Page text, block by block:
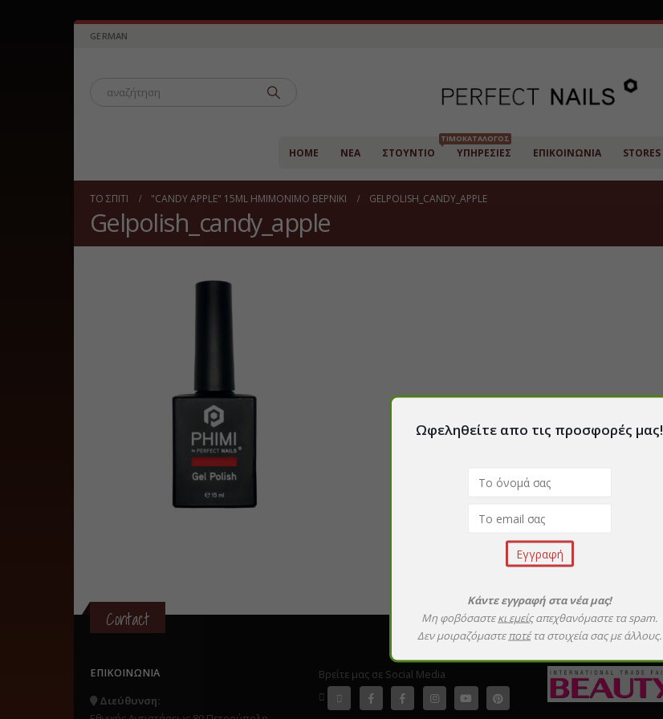
GERMAN
HOME ΝΈΑ ΣΤΟΎΝΤΙΟ ΥΠΗΡΕΣΊΕΣ
ΤΙΜΟΚΑΤΆΛΟΓΟΣ
ΕΠΙΚΟΙΝΩΝΊΑ STORES
ΤΟ ΣΠΊΤΙ "CANDY APPLE" 15ML ΗΜΙΜΌΝΙΜΟ ΒΕΡΝΊΚΙ GELPOLISH_CANDY_APPLE
Gelpolish_candy_apple
Contact
ΕΠΙΚΟΙΝΩΝΊΑ
Διεύθυνση:
Βρείτε μας σε Social Media
Ωφεληθείτε απο τις προσφορές μας!
Κάντε εγγραφή στα νέα μας!
Μη φοβόσαστεκι εμείςαπεχθανόμαστε τα spam.
Δεν μοιραζόμαστε ποτέτα στοιχεία σας με άλλους.